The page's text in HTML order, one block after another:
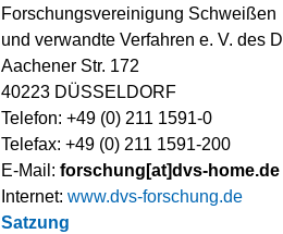
Forschungsvereinigung Schweißen
und verwandte Verfahren e. V. des
Aachener Str. 172
40223 DÜSSELDORF
Telefon: +49 (0) 211 1591-0
Telefax: +49 (0) 211 1591-200
E-Mail: forschung[at]dvs-home.de
Internet: www.dvs-forschung.de
Satzung